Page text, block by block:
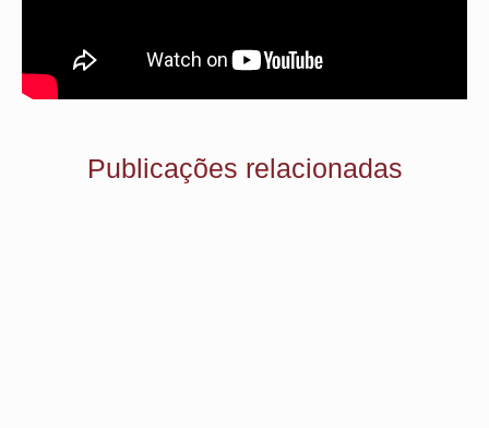
Publicações relacionadas